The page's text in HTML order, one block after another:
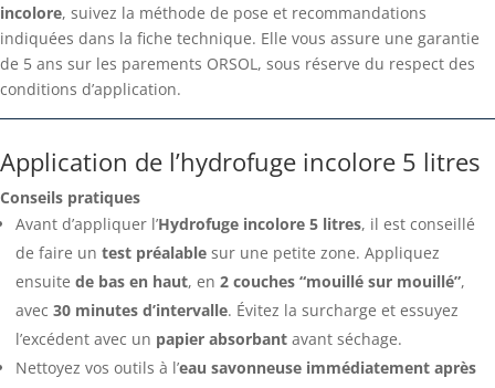
incolore, suivez la méthode de pose et recommandations
indiquées dans la fiche technique. Elle vous assure une garantie
de 5 ans sur les parements ORSOL, sous réserve du respect des
conditions d’application.
Application de l’hydrofuge incolore 5 litres
Conseils pratiques
Avant d’appliquer l’Hydrofuge incolore 5 litres, il est conseillé
de faire un test préalable sur une petite zone. Appliquez
ensuite de bas en haut, en 2 couches “mouillé sur mouillé”,
avec 30 minutes d’intervalle. Évitez la surcharge et essuyez
l’excédent avec un papier absorbant avant séchage.
Nettoyez vos outils à l’eau savonneuse immédiatement après